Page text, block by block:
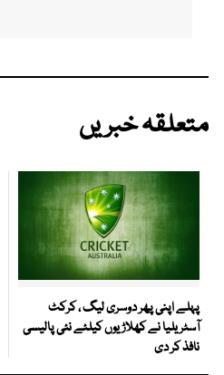
متعلقہ خبریں
پہلے اپنی پھر دوسری لیگ ، کرکٹ
آسٹریلیا نے کھلاڑیوں کیلئے نئی پالیسی
نافذ کر دی